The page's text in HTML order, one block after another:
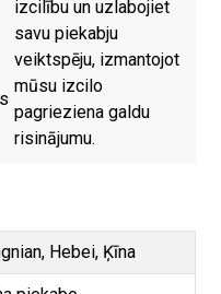
izcilību un uzlabojiet
savu piekabju
veiktspēju, izmantojot
mūsu izcilo
pagrieziena galdu
risinājumu.
Hebei, Ķīna